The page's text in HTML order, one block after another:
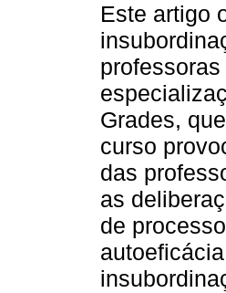
Este artigo
Grades,
curso
das
as
de